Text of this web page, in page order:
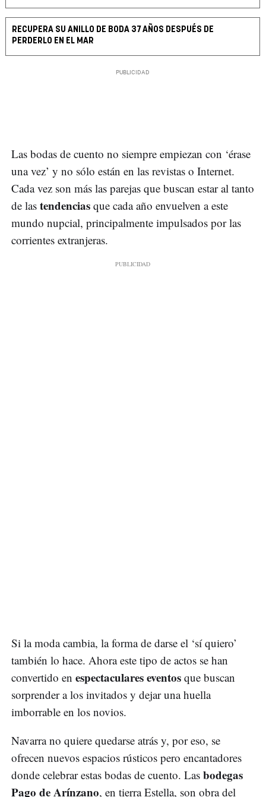
RECUPERA SU ANILLO DE BODA 37 AÑOS DESPUÉS DE
PERDERLO EN EL MAR
Las bodas de cuento no siempre empiezan con ‘érase
una vez’ y no sólo están en las revistas o Internet.
Cada vez son más las parejas que buscan estar al tanto
de las tendencias que cada año envuelven a este
mundo nupcial, principalmente impulsados por las
corrientes extranjeras.
Si la moda cambia, la forma de darse el ‘sí quiero’
también lo hace. Ahora este tipo de actos se han
convertido en espectaculares eventos que buscan
sorprender a los invitados y dejar una huella
imborrable en los novios.
Navarra no quiere quedarse atrás y, por eso, se
ofrecen nuevos espacios rústicos pero encantadores
donde celebrar estas bodas de cuento. Las bodegas
Pago de Arínzano, en tierra Estella, son obra del